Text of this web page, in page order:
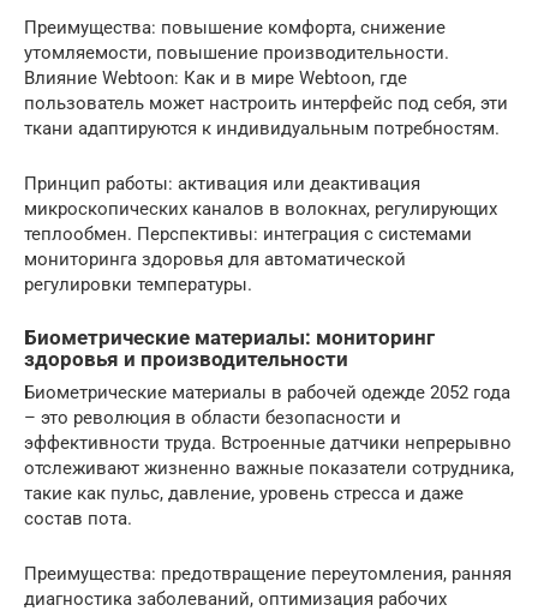
Преимущества: повышение комфорта, снижение
утомляемости, повышение производительности.
Влияние Webtoon: Как и в мире Webtoon, где
пользователь может настроить интерфейс под себя, эти
ткани адаптируются к индивидуальным потребностям.
Принцип работы: активация или деактивация
микроскопических каналов в волокнах, регулирующих
теплообмен. Перспективы: интеграция с системами
мониторинга здоровья для автоматической
регулировки температуры.
Биометрические материалы: мониторинг
здоровья и производительности
Биометрические материалы в рабочей одежде 2052 года
– это революция в области безопасности и
эффективности труда. Встроенные датчики непрерывно
отслеживают жизненно важные показатели сотрудника,
такие как пульс, давление, уровень стресса и даже
состав пота.
Преимущества: предотвращение переутомления, ранняя
диагностика заболеваний, оптимизация рабочих